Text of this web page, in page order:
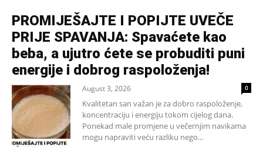
PROMIJEŠAJTE I POPIJTE UVEČE
PRIJE SPAVANJA: Spavaćete kao
beba, a ujutro ćete se probuditi puni
energije i dobrog raspoloženja!
August 3, 2026 0
Kvalitetan san važan je za dobro raspoloženje,
koncentraciju i energiju tokom cijelog dana.
Ponekad male promjene u večernjim navikama
mogu napraviti veću razliku nego...